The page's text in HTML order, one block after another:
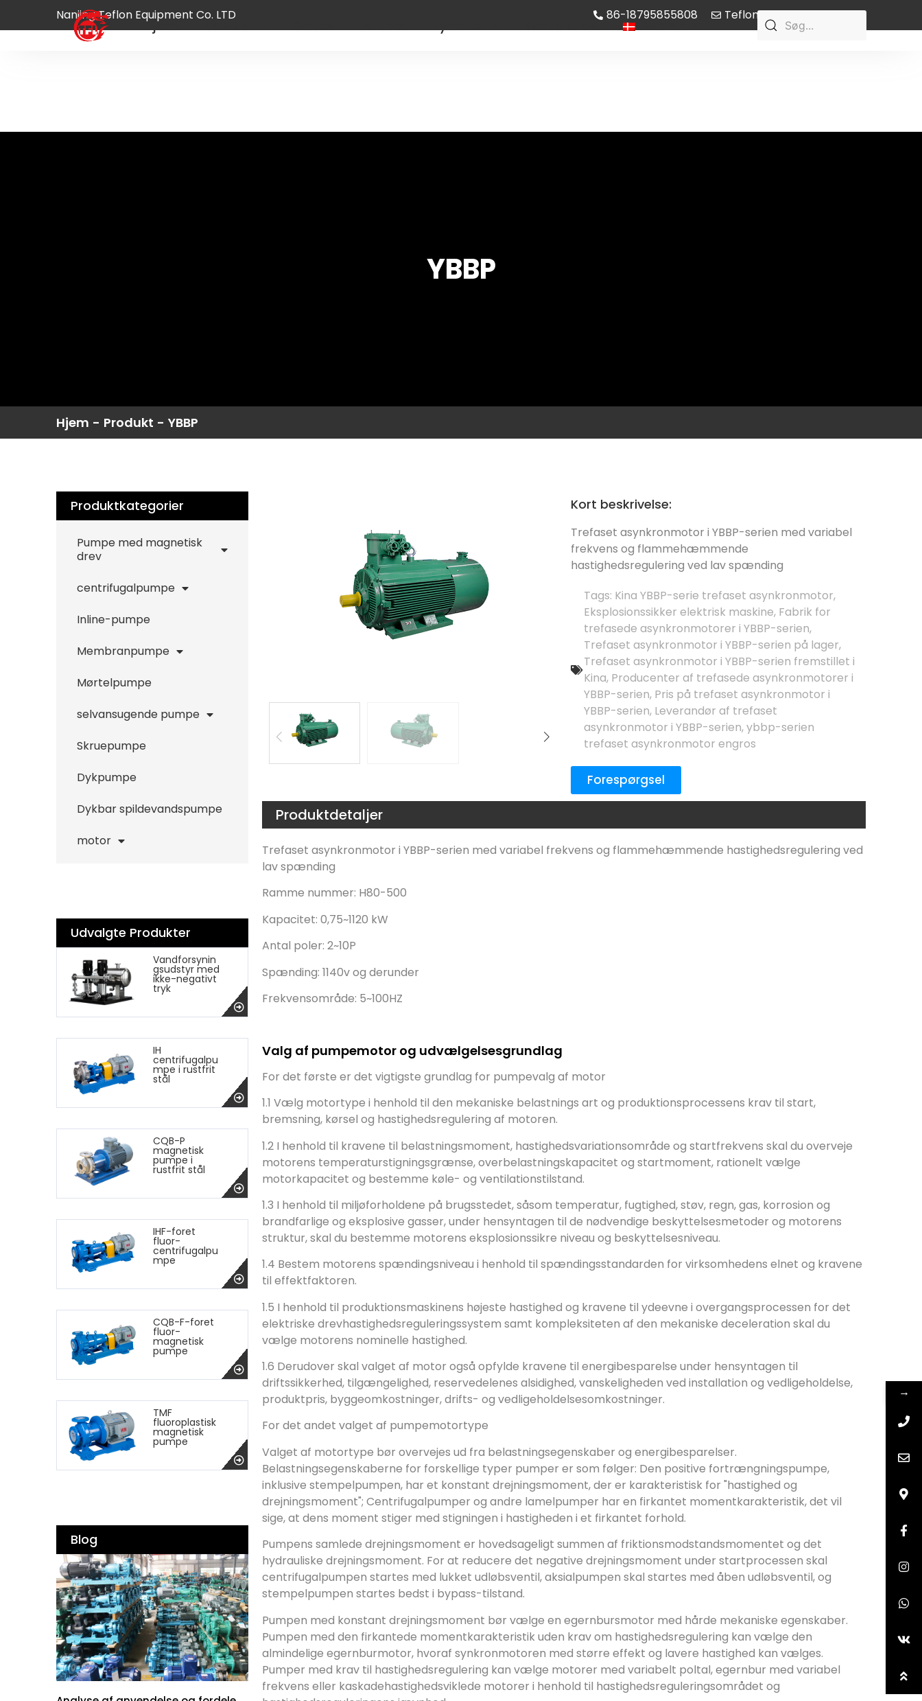
Nanjing Teflon Equipment Co. LTD 86-18795855808 Teflon-pump@aliyun.com
Hjem Produkt Om os Partner Nyheder Kontakt os Danish
YBBP
Hjem - Produkt - YBBP
Produktkategorier
Pumpe med magnetisk
drev
centrifugalpumpe
Inline-pumpe
Membranpumpe
Mørtelpumpe
selvansugende pumpe
Skruepumpe
Dykpumpe
Dykbar spildevandspumpe
motor
Udvalgte Produkter
Vandforsynin
gsudstyr med
ikke-negativt
tryk
IH
centrifugalpu
mpe i rustfrit
stål
CQB-P
magnetisk
pumpe i
rustfrit stål
IHF-foret
fluor-
centrifugalpu
mpe
CQB-F-foret
fluor-
magnetisk
pumpe
TMF
fluoroplastisk
magnetisk
pumpe
Blog
Kort beskrivelse:
Trefaset asynkronmotor i YBBP-serien med variabel
frekvens og flammehæmmende
hastighedsregulering ved lav spænding
Tags: Kina YBBP-serie trefaset asynkronmotor,
Eksplosionssikker elektrisk maskine, Fabrik for
trefasede asynkronmotorer i YBBP-serien,
Trefaset asynkronmotor i YBBP-serien på lager,
Trefaset asynkronmotor i YBBP-serien fremstillet i
Kina, Producenter af trefasede asynkronmotorer i
YBBP-serien, Pris på trefaset asynkronmotor i
YBBP-serien, Leverandør af trefaset
asynkronmotor i YBBP-serien,ybbp-serien
trefaset asynkronmotor engros
Forespørgsel
Produktdetaljer
Trefaset asynkronmotor i YBBP-serien med variabel frekvens og flammehæmmende hastighedsregulering ved
lav spænding
Ramme nummer: H80-500
Kapacitet: 0,75~1120 kW
Antal poler: 2~10P
Spænding: 1140v og derunder
Frekvensområde: 5~100HZ
Valg af pumpemotor og udvælgelsesgrundlag
For det første er det vigtigste grundlag for pumpevalg af motor
1.1 Vælg motortype i henhold til den mekaniske belastnings art og produktionsprocessens krav til start,
bremsning, kørsel og hastighedsregulering af motoren.
1.2 I henhold til kravene til belastningsmoment, hastighedsvariationsområde og startfrekvens skal du overveje
motorens temperaturstigningsgrænse, overbelastningskapacitet og startmoment, rationelt vælge
motorkapacitet og bestemme køle- og ventilationstilstand.
1.3 I henhold til miljøforholdene på brugsstedet, såsom temperatur, fugtighed, støv, regn, gas, korrosion og
brandfarlige og eksplosive gasser, under hensyntagen til de nødvendige beskyttelsesmetoder og motorens
struktur, skal du bestemme motorens eksplosionssikre niveau og beskyttelsesniveau.
1.4 Bestem motorens spændingsniveau i henhold til spændingsstandarden for virksomhedens elnet og kravene
til effektfaktoren.
1.5 I henhold til produktionsmaskinens højeste hastighed og kravene til ydeevne i overgangsprocessen for det
elektriske drevhastighedsreguleringssystem samt kompleksiteten af den mekaniske deceleration skal du
vælge motorens nominelle hastighed.
1.6 Derudover skal valget af motor også opfylde kravene til energibesparelse under hensyntagen til
driftssikkerhed, tilgængelighed, reservedelenes alsidighed, vanskeligheden ved installation og vedligeholdelse,
produktpris, byggeomkostninger, drifts- og vedligeholdelsesomkostninger.
For det andet valget af pumpemotortype
Valget af motortype bør overvejes ud fra belastningsegenskaber og energibesparelser.
Belastningsegenskaberne for forskellige typer pumper er som følger: Den positive fortrængningspumpe,
inklusive stempelpumpen, har et konstant drejningsmoment, der er karakteristisk for "hastighed og
drejningsmoment"; Centrifugalpumper og andre lamelpumper har en firkantet momentkarakteristik, det vil
sige, at dens moment stiger med stigningen i hastigheden i et firkantet forhold.
Pumpens samlede drejningsmoment er hovedsageligt summen af friktionsmodstandsmomentet og det
hydrauliske drejningsmoment. For at reducere det negative drejningsmoment under startprocessen skal
centrifugalpumpen startes med lukket udløbsventil, aksialpumpen skal startes med åben udløbsventil, og
stempelpumpen startes bedst i bypass-tilstand.
Pumpen med konstant drejningsmoment bør vælge en egernbursmotor med hårde mekaniske egenskaber.
Pumpen med den firkantede momentkarakteristik uden krav om hastighedsregulering kan vælge den
almindelige egernburmotor, hvoraf synkronmotoren med større effekt og lavere hastighed kan vælges.
Pumper med krav til hastighedsregulering kan vælge motorer med variabelt poltal, egernbur med variabel
frekvens eller kaskadehastighedsviklede motorer i henhold til hastighedsreguleringsområdet og
→